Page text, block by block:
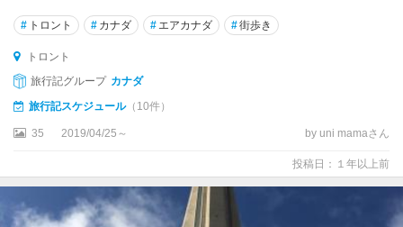
ク
ハ
ン
ビ
ッ
# トロント # カナダ # エアカナダ #街歩き
トロント
旅行記グループ カナダ
旅行記スケジュール（10件）
35 2019/04/25～ by uni mamaさん
投稿日：１年以上前